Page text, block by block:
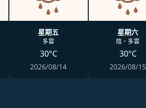
星期五
多雲
30°C
2026/08/14
星期六
陰，多雲
30°C
2026/08/15